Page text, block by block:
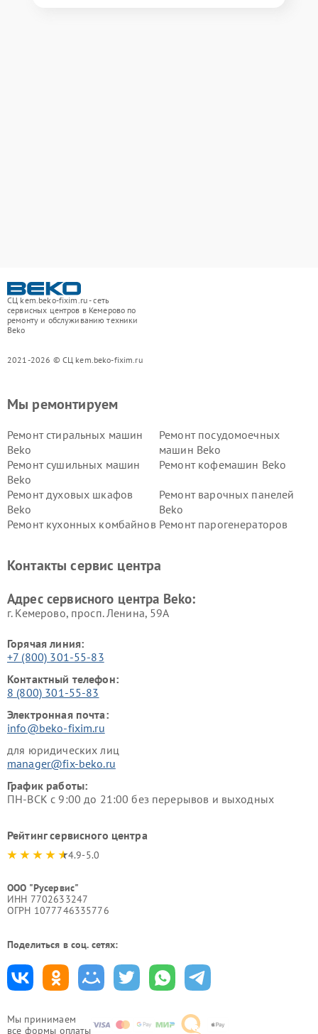
СЦ kem.beko-fixim.ru - сеть
сервисных центров в Кемерово по
ремонту и обслуживанию техники
Beko
2021-2026 © СЦ kem.beko-fixim.ru
Мы принимаем
все формы оплаты
Мы ремонтируем
Ремонт стиральных машин
Beko
Ремонт посудомоечных
машин Beko
Ремонт сушильных машин
Beko
Ремонт кофемашин Beko
Ремонт духовых шкафов
Beko
Ремонт варочных панелей
Beko
Ремонт кухонных комбайнов Ремонт парогенераторов
Ремонт холодильников Beko Ремонт морозильных камер
Контакты сервис центра
Адрес сервисного центра Beko:
г. Кемерово, просп. Ленина, 59А
Горячая линия:
+7 (800) 301-55-83
Контактный телефон:
8 (800) 301-55-83
Электронная почта:
info@beko-fixim.ru
для юридических лиц
manager@fix-beko.ru
График работы:
ПН-ВСК с 9:00 до 21:00 без перерывов и выходных
Рейтинг сервисного центра
4.9-5.0
ООО "Русервис"
ИНН 7702633247
ОГРН 1077746335776
Поделиться в соц. сетях: